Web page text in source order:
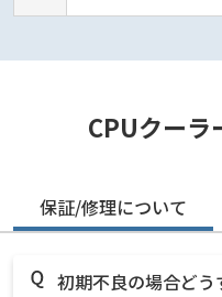
CPUクーラ
保証/修理について
初期不良の場合どう